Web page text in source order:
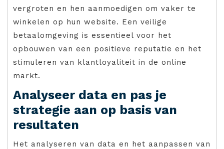
vergroten en hen aanmoedigen om vaker te
winkelen op hun website. Een veilige
betaalomgeving is essentieel voor het
opbouwen van een positieve reputatie en het
stimuleren van klantloyaliteit in de online
markt.
Analyseer data en pas je
strategie aan op basis van
resultaten
Het analyseren van data en het aanpassen van